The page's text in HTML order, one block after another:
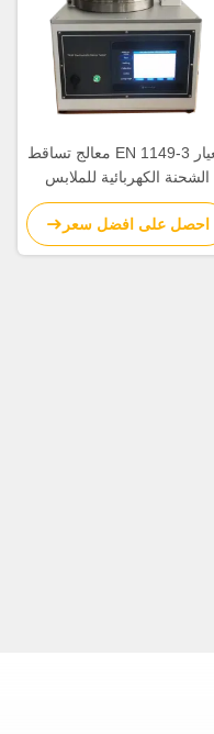
معيار EN 1149-3 معالج تساقط
الشحنة الكهربائية للملابس
الواقية
احصل على افضل سعر